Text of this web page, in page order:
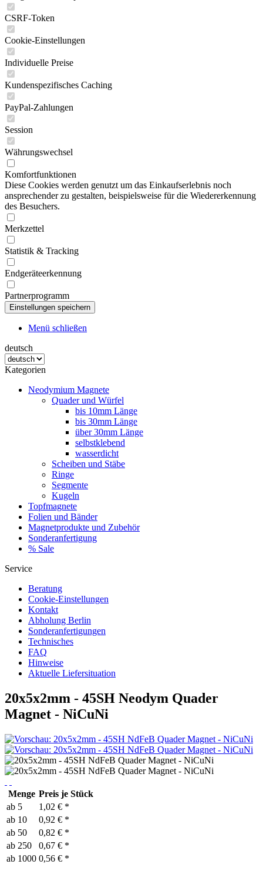
CSRF-Token
Cookie-Einstellungen
Individuelle Preise
Kundenspezifisches Caching
PayPal-Zahlungen
Session
Währungswechsel
Komfortfunktionen
Diese Cookies werden genutzt um das Einkaufserlebnis noch
ansprechender zu gestalten, beispielsweise für die Wiedererkennung
des Besuchers.
Merkzettel
Statistik & Tracking
Endgeräteerkennung
Partnerprogramm
Menü schließen
deutsch
Kategorien
Neodymium Magnete
Quader und Würfel
bis 10mm Länge
bis 30mm Länge
über 30mm Länge
selbstklebend
wasserdicht
Scheiben und Stäbe
Ringe
Segmente
Kugeln
Topfmagnete
Folien und Bänder
Magnetprodukte und Zubehör
Sonderanfertigung
% Sale
Service
Beratung
Cookie-Einstellungen
Kontakt
Abholung Berlin
Sonderanfertigungen
Technisches
FAQ
Hinweise
Aktuelle Liefersituation
20x5x2mm - 45SH Neodym Quader
Magnet - NiCuNi
Menge Preis je Stück
ab 5
1,02 € *
ab 10
0,92 € *
ab 50
0,82 € *
ab 250
0,67 € *
ab 1000 0,56 € *